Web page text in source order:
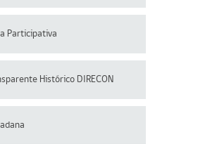
Participativa
Histórico DIRECON